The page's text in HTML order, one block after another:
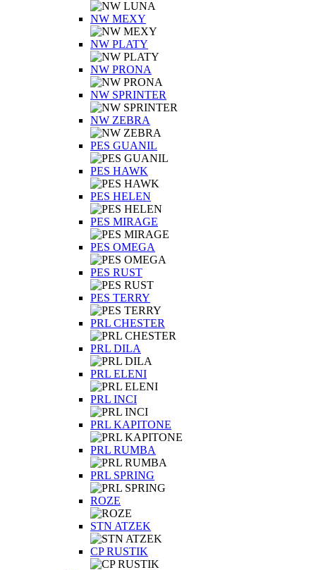
NW MEXY
NW PLATY
NW PRONA
NW SPRINTER
NW ZEBRA
PES GUANIL
PES HAWK
PES HELEN
PES MIRAGE
PES OMEGA
PES RUST
PES TERRY
PRL CHESTER
PRL DILA
PRL ELENI
PRL INCI
PRL KAPITONE
PRL RUMBA
PRL SPRING
ROZE
STN ATZEK
СP RUSTIK